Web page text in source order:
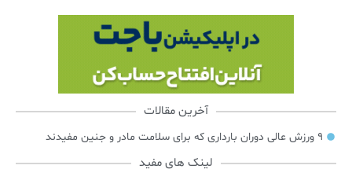
آخرین مقالات
۹ ورزش عالی دوران بارداری که برای سلامت مادر و جنین مفیدند
لینک های مفید